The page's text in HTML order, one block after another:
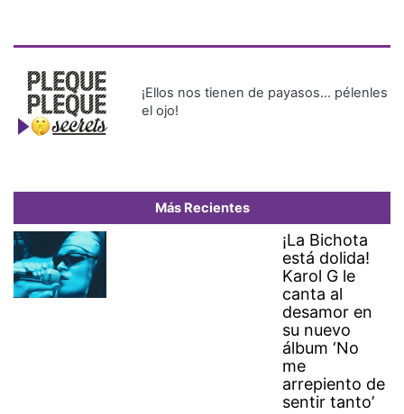
¡Ellos nos tienen de payasos… pélenles
el ojo!
Más Recientes
¡La Bichota
está dolida!
Karol G le
canta al
desamor en
su nuevo
álbum ‘No
me
arrepiento de
sentir tanto’